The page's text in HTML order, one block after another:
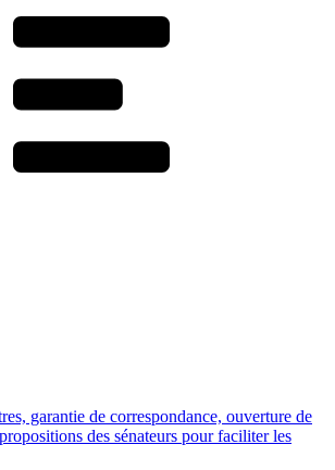
garantie de correspondance, ouverture de
des sénateurs pour faciliter les